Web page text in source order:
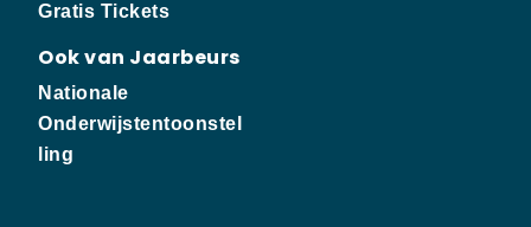
Gratis Tickets
Ook van Jaarbeurs
Nationale
Onderwijstentoonstel
ling